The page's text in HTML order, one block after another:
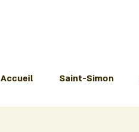
Accueil Saint-Simon